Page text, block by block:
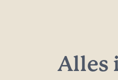
Alles